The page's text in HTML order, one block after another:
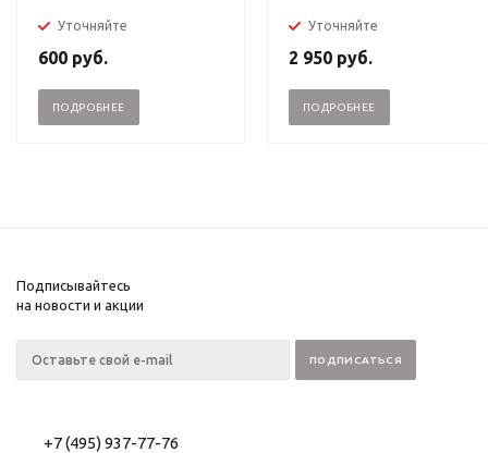
Уточняйте
600 руб.
ПОДРОБНЕЕ
Уточняйте
2 950 руб.
ПОДРОБНЕЕ
Подписывайтесь
на новости и акции
+7 (495) 937-77-76